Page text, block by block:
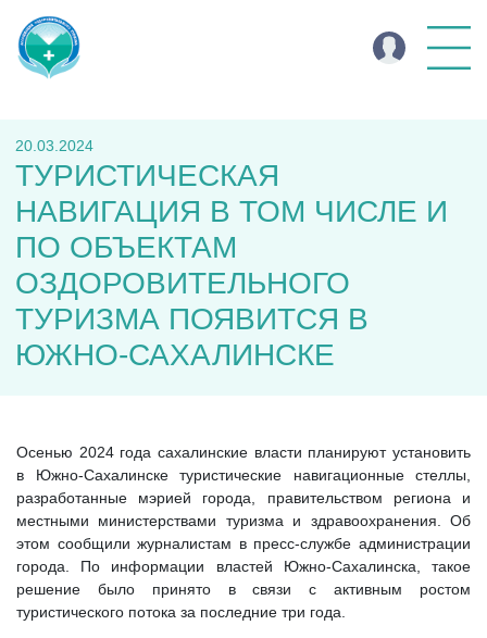
20.03.2024
ТУРИСТИЧЕСКАЯ
НАВИГАЦИЯ В ТОМ ЧИСЛЕ И
ПО ОБЪЕКТАМ
ОЗДОРОВИТЕЛЬНОГО
ТУРИЗМА ПОЯВИТСЯ В
ЮЖНО-САХАЛИНСКЕ
Осенью 2024 года сахалинские власти планируют установить
в Южно-Сахалинске туристические навигационные стеллы,
разработанные мэрией города, правительством региона и
местными министерствами туризма и здравоохранения. Об
этом сообщили журналистам в пресс-службе администрации
города. По информации властей Южно-Сахалинска, такое
решение было принято в связи с активным ростом
туристического потока за последние три года.